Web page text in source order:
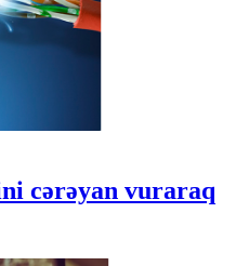
cərəyan vuraraq